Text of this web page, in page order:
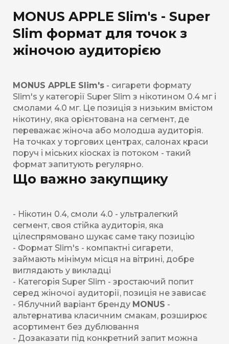
MONUS APPLE Slim's - Super
Slim формат для точок з
жіночою аудиторією
MONUS APPLE Slim's - сигарети формату
Slim's у категорії Super Slim з нікотином 0.4 мг і
смолами 4.0 мг. Це позиція з низьким вмістом
нікотину, яка орієнтована на сегмент, де
переважає жіноча або молодша аудиторія.
На точках у торгових центрах, салонах краси
поруч і міських кіосках із потоком - такий
формат запитують регулярно.
Що важно закупщику
- Нікотин 0.4, смоли 4.0 - ультралегкий
сегмент, своя стійка аудиторія, яка
цілеспрямовано шукає саме таку позицію
- Формат Slim's - компактні сигарети,
займають мінімум місця на вітрині, добре
виглядають у викладці
- Категорія Super Slim - зростаючий попит
серед жіночої аудиторії, позиція не зависає
- Яблучний варіант бренду MONUS -
альтернатива класичним смакам, розширює
асортимент без дублювання
- Дозаказати під конкретний запит можна